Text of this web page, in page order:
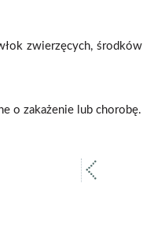
zwierzęcych, środków
o zakażenie lub chorobę.